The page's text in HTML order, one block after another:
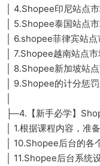
│ 4.Shopee印尼站点
│ 5.Shopee泰国站点
│ 6.shopee菲律宾站
│ 7.Shopee越南站点
│ 8.Shopee新加坡站
│ 9.Shopee的计分惩
├─4.【新手必学】
│ 1.根据课程内容，
│ 10.Shopee后台的各
│ 11.Shopee后台系统